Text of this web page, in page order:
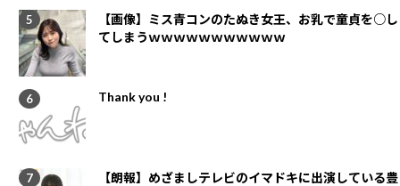
【画像】ミス青コンのたぬき女王、お乳で童貞を○し
てしまうｗｗｗｗｗｗｗｗｗｗｗ
Thank you !
【朗報】めざましテレビのイマドキに出演している豊